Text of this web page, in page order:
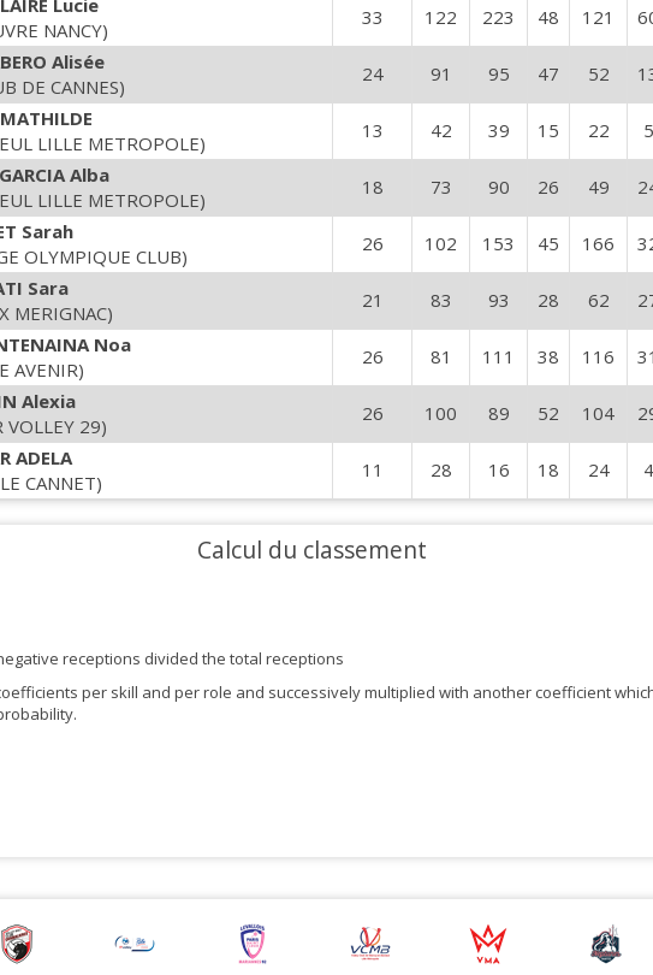
Lucie
NANCY)
33 122 223 48 121
Alisée
DE CANNES)
24 91 95 47 52
LILLE METROPOLE)
13 42 39 15 22 5
Alba
LILLE METROPOLE)
18 73 90 26 49
Sarah
OLYMPIQUE CLUB)
26 102 153 45 166
Sara
MERIGNAC)
21 83 93 28 62
Noa
AVENIR)
26 81 111 38 116 31
Alexia
VOLLEY 29)
26 100 89 52 104
ADELA
CANNET)
11 28 16 18 24 4
Calcul du classement
receptions divided the total receptions
per skill and per role and successively multiplied with another coefficient